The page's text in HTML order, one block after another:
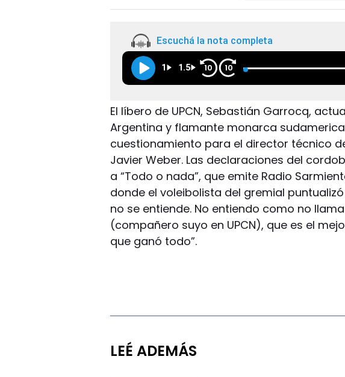
Escuchá la nota completa
1 1.5 10 10
El líbero de UPCN, Sebastián Garrocq,
Argentina y flamante monarca
cuestionamiento para el director técnico
Javier Weber. Las declaraciones del
a “Todo o nada”, que emite Radio
donde el voleibolista del gremial
no se entiende. No entiendo como no
(compañero suyo en UPCN), que es el
que ganó todo”.
LEÉ ADEMÁS